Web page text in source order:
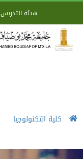
هيئة التدريس
كلية التكنولوجيا